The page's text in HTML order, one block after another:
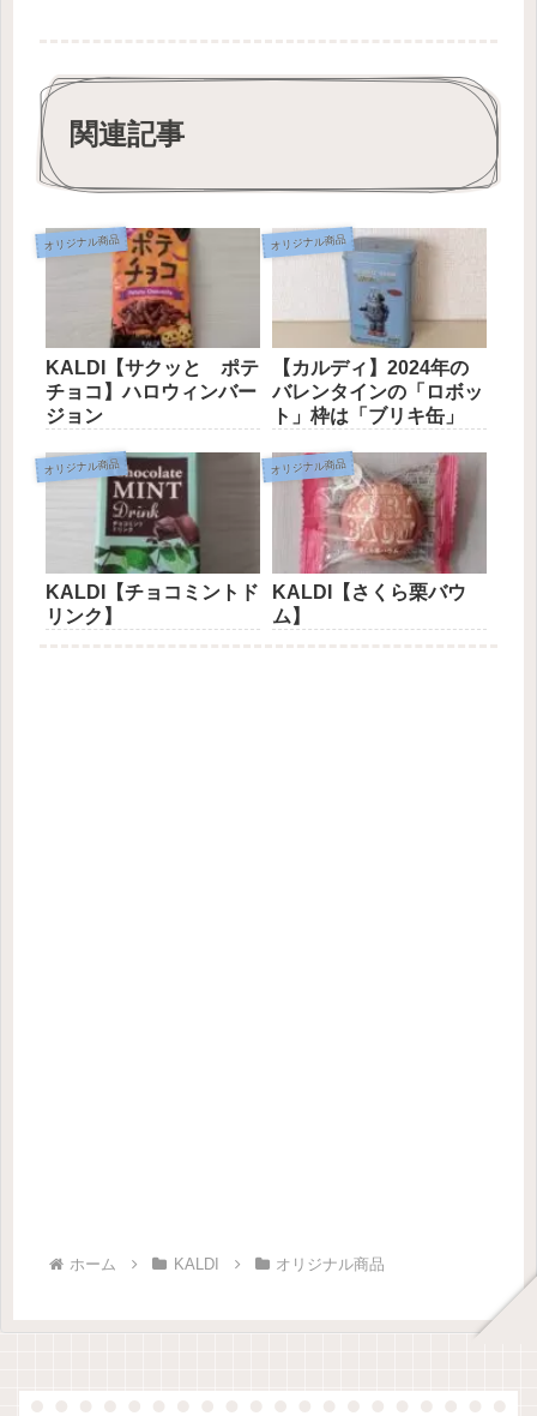
関連記事
オリジナル商品
KALDI【サクッと ポテ
チョコ】ハロウィンバー
ジョン
オリジナル商品
【カルディ】2024年の
バレンタインの「ロボッ
ト」枠は「ブリキ缶」
オリジナル商品
KALDI【チョコミントド
リンク】
オリジナル商品
KALDI【さくら栗バウ
ム】
ホーム KALDI オリジナル商品